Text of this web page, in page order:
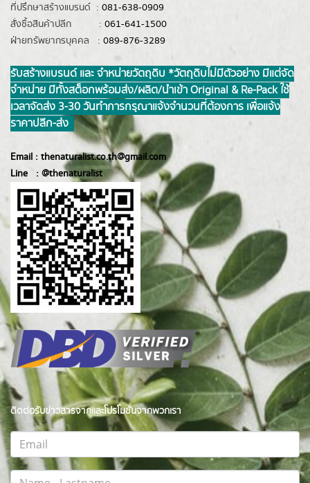
ที่ปรึกษาสร้างแบรนด์ : 081-638-0909
สั่งซื้อสินค้าปลีก : 061-641-1500
ฝ่ายทรัพยากรบุคคล : 089-876-3289
รับสร้างแบรนด์ และ จำหน่ายวัตถุดิบ *วัตถุดิบไม่มีตัวอย่าง มีแต่จัด
จำหน่าย มีทั้งสต็อกพร้อมส่ง/ผลิต/นำเข้า Original & Re-Pack ใช้
เวลาจัดส่ง 3-30 วันทำการ กรุณาแจ้งจำนวนที่ต้องการ เพื่อแจ้ง
ราคาปลีก-ส่ง
Email : thenaturalist.co.th@gmail.com
Line : @thenaturalist
ติดต่อรับข่าวสารจากและโปรโมชั่นจากพวกเรา